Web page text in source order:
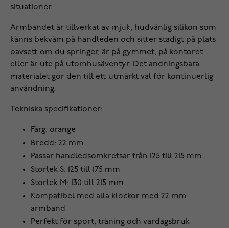
situationer.
Armbandet är tillverkat av mjuk, hudvänlig silikon som
känns bekväm på handleden och sitter stadigt på plats
oavsett om du springer, är på gymmet, på kontoret
eller är ute på utomhusäventyr. Det andningsbara
materialet gör den till ett utmärkt val för kontinuerlig
användning.
Tekniska specifikationer:
Färg: orange
Bredd: 22 mm
Passar handledsomkretsar från 125 till 215 mm
Storlek S: 125 till 175 mm
Storlek M: 130 till 215 mm
Kompatibel med alla klockor med 22 mm
armband
Perfekt för sport, träning och vardagsbruk